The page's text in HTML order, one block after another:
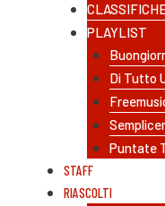
PLAYLIST
Di Tutto
Puntate
STAFF
RIASCOLTI